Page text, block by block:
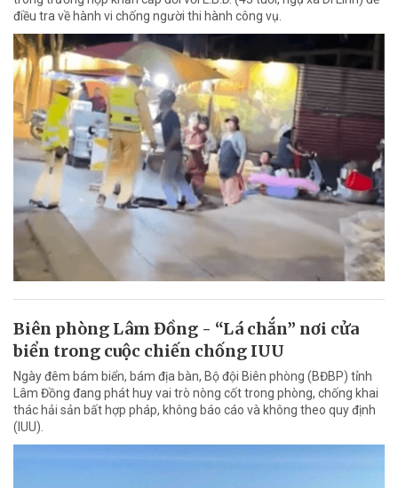
điều tra về hành vi chống người thi hành công vụ.
Biên phòng Lâm Đồng - “Lá chắn” nơi cửa
biển trong cuộc chiến chống IUU
Ngày đêm bám biển, bám địa bàn, Bộ đội Biên phòng (BĐBP) tỉnh
Lâm Đồng đang phát huy vai trò nòng cốt trong phòng, chống khai
thác hải sản bất hợp pháp, không báo cáo và không theo quy định
(IUU).